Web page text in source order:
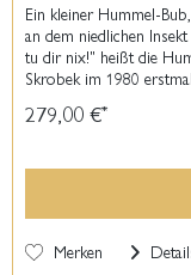
Ein kleiner Hummel-
an dem niedlichen
tu dir nix!" heißt die
Skrobek im 1980
279,00 €*
Merken